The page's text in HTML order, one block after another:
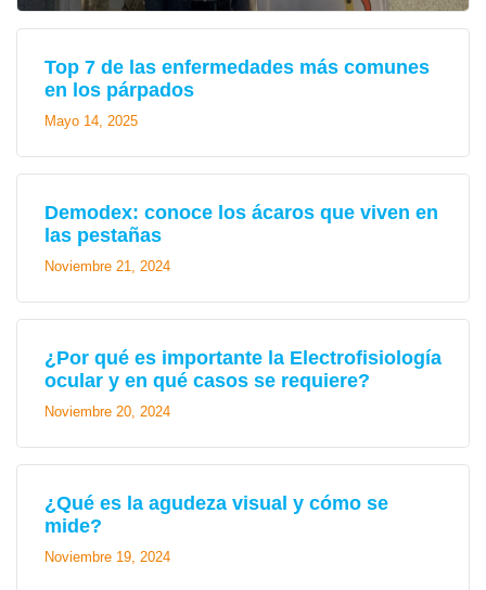
Top 7 de las enfermedades más comunes
en los párpados
Mayo 14, 2025
Demodex: conoce los ácaros que viven en
las pestañas
Noviembre 21, 2024
¿Por qué es importante la Electrofisiología
ocular y en qué casos se requiere?
Noviembre 20, 2024
¿Qué es la agudeza visual y cómo se
mide?
Noviembre 19, 2024